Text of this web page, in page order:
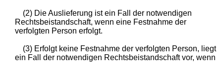
(2) Die Auslieferung ist ein Fall der notwendigen
Rechtsbeistandschaft, wenn eine Festnahme der
verfolgten Person erfolgt.
(3) Erfolgt keine Festnahme der verfolgten Person, liegt
ein Fall der notwendigen Rechtsbeistandschaft vor, wenn